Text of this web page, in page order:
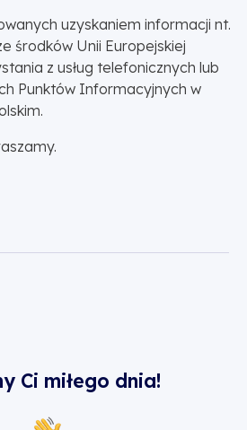
uzyskaniem informacji nt.
środków Unii Europejskiej
z usług telefonicznych lub
Punktów Informacyjnych w
Ci miłego dnia!